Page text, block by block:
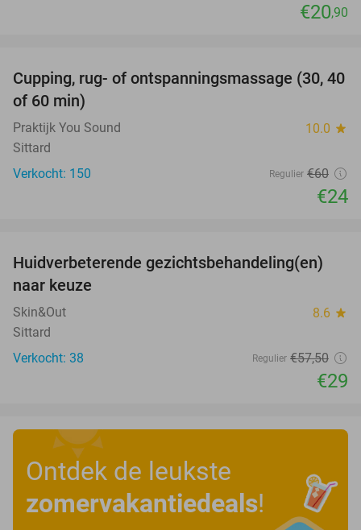
€20,90
60%
Cupping, rug- of ontspanningsmassage (30, 40
of 60 min)
Praktijk You Sound 10.0 star
Sittard
Verkocht: 150
Regulier €60
€24
50%
Huidverbeterende gezichtsbehandeling(en)
naar keuze
Skin&Out 8.6 star
Sittard
Verkocht: 38
Regulier €57,50
€29
Ontdek de leukste
zomervakantiedeals!